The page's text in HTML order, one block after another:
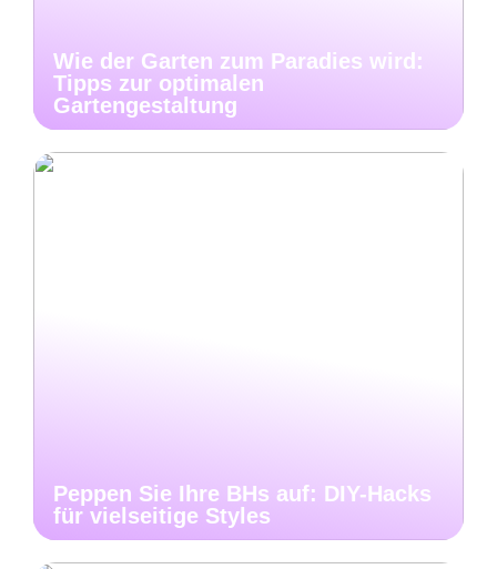
Wie der Garten zum Paradies wird:
Tipps zur optimalen
Gartengestaltung
Peppen Sie Ihre BHs auf: DIY-Hacks
für vielseitige Styles